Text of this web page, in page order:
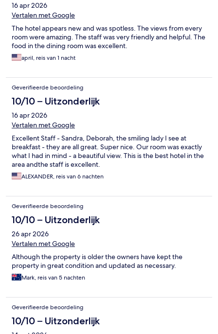
16 apr 2026
Vertalen met Google
The hotel appears new and was spotless. The views from every
room were amazing. The staff was very friendly and helpful. The
food in the dining room was excellent.
april, reis van 1 nacht
Geverifieerde beoordeling
10/10 – Uitzonderlijk
16 apr 2026
Vertalen met Google
Excellent Staff - Sandra, Deborah, the smiling lady I see at
breakfast - they are all great. Super nice. Our room was exactly
what I had in mind - a beautiful view. This is the best hotel in the
area andthe staff is excellent.
ALEXANDER, reis van 6 nachten
Geverifieerde beoordeling
10/10 – Uitzonderlijk
26 apr 2026
Vertalen met Google
Although the property is older the owners have kept the
property in great condition and updated as necessary.
Mark, reis van 5 nachten
Geverifieerde beoordeling
10/10 – Uitzonderlijk